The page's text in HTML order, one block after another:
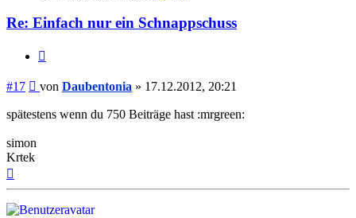
Re: Einfach nur ein Schnappschuss
#17 Beitrag
von Daubentonia » 17.12.2012, 20:21
spätestens wenn du 750 Beiträge hast :mrgreen:
simon
Krtek